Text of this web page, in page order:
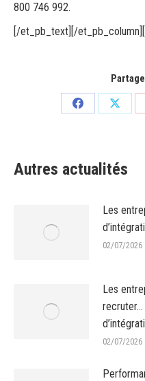
800 746 992.
[/et_pb_text][/
Partager
Autres actualités
Les
02/07/2026
Les
recruter…
02/07/2026